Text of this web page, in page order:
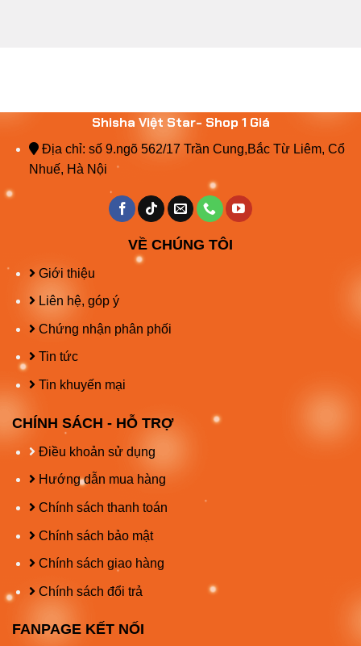
Shisha Việt Star- Shop 1 Giá
Địa chỉ: số 9.ngõ 562/17 Trần Cung,Bắc Từ Liêm, Cổ
Nhuế, Hà Nội
VỀ CHÚNG TÔI
Giới thiệu
Liên hệ, góp ý
Chứng nhận phân phối
Tin tức
Tin khuyến mại
CHÍNH SÁCH - HỖ TRỢ
Điều khoản sử dụng
Hướng dẫn mua hàng
Chính sách thanh toán
Chính sách bảo mật
Chính sách giao hàng
Chính sách đổi trả
FANPAGE KẾT NỐI